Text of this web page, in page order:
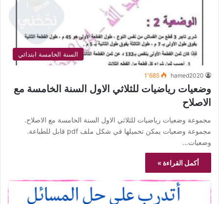
السنة الخامسة ابتدائي
hamed2020 1٬685
وضعيات رياضيات للثلاثي الاول السنة الخامسة مع
الاصلاح
مجموعة وضعيات رياضيات للثلاثي الاول السنة الخامسة مع الاصلاح.
مجموعة وضعيات يمكن تحميلها في شكل ملف pdf قابل للطباعة.
وضعيات…
أكمل القراءة »